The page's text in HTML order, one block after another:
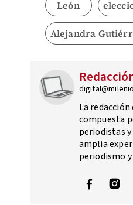
León
Alejandra
La
compuesta
periodistas
amplia
periodismo